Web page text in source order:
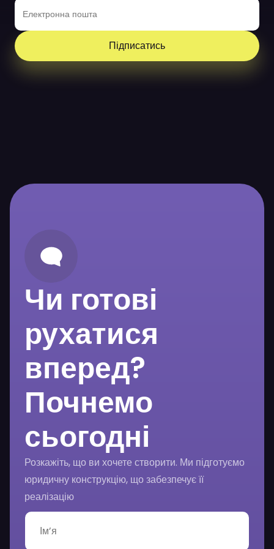
Підписатись
Чи готові
рухатися
вперед?
Почнемо
сьогодні
Розкажіть, що ви хочете створити. Ми підготуємо
юридичну конструкцію, що забезпечує її
реалізацію
І